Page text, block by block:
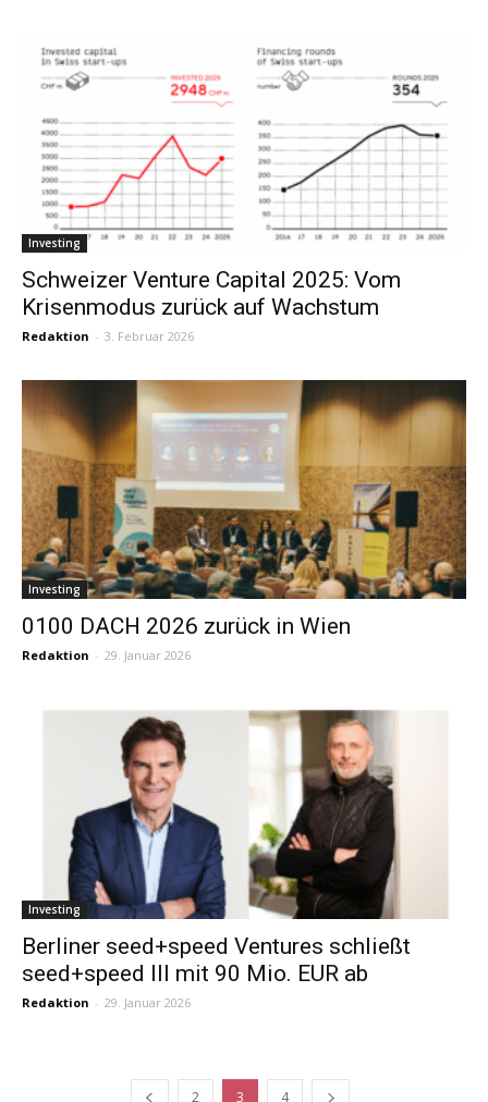
Investing
Schweizer Venture Capital 2025: Vom
Krisenmodus zurück auf Wachstum
Redaktion - 3. Februar 2026
Investing
0100 DACH 2026 zurück in Wien
Redaktion - 29. Januar 2026
Investing
Berliner seed+speed Ventures schließt
seed+speed III mit 90 Mio. EUR ab
Redaktion - 29. Januar 2026
2 3 4